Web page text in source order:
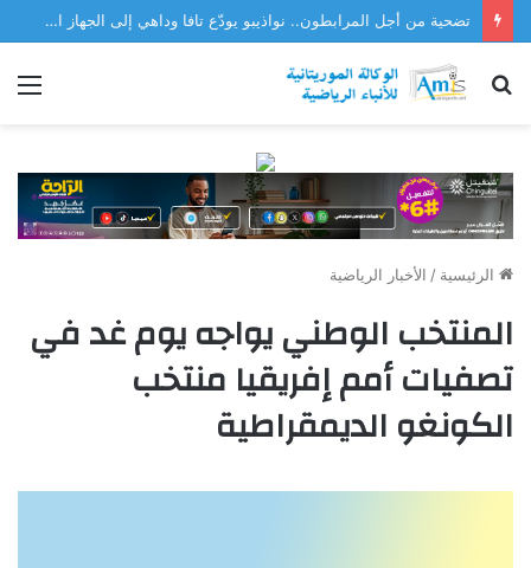
تضحية من أجل المرابطون.. نواذيبو يودّع تافا وداهي إلى الجهاز الفني للمنتخب
بحث
الرئيسية / الأخبار الرياضية
المنتخب الوطني يواجه يوم غد في
تصفيات أمم إفريقيا منتخب
الكونغو الديمقراطية